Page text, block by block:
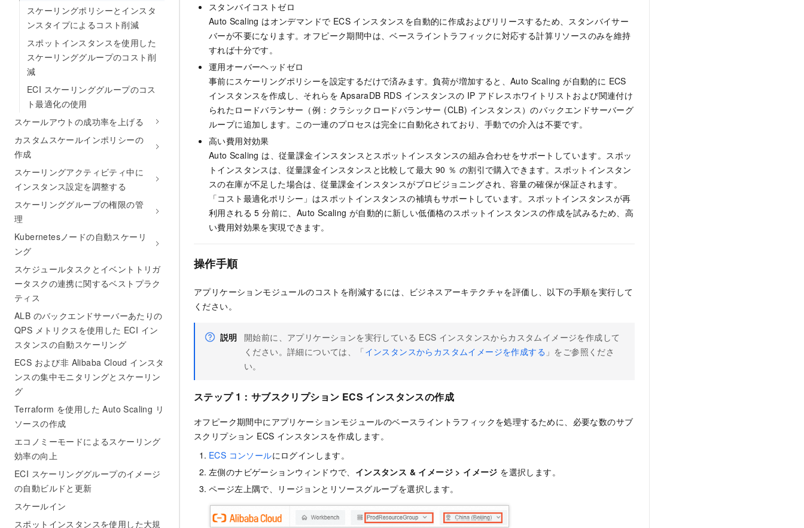
スケーリングポリシーとインスタ
ンスタイプによるコスト削減
スポットインスタンスを使用した
スケーリンググループのコスト削
減
ECI スケーリンググループのコス
ト最適化の使用
スケールアウトの成功率を上げる
カスタムスケールインポリシーの
作成
スケーリングアクティビティ中に
インスタンス設定を調整する
スケーリンググループの権限の管
理
Kubernetesノードの自動スケーリ
ング
スケジュールタスクとイベントトリガ
ータスクの連携に関するベストプラク
ティス
ALB のバックエンドサーバーあたりの
QPS メトリクスを使用した ECI イン
スタンスの自動スケーリング
ECS および非 Alibaba Cloud インスタ
ンスの集中モニタリングとスケーリン
グ
Terraform を使用した Auto Scaling リ
ソースの作成
エコノミーモードによるスケーリング
効率の向上
ECI スケーリンググループのイメージ
の自動ビルドと更新
スケールイン
スポットインスタンスを使用した大規
スタンバイコストゼロ
Auto Scaling はオンデマンドで ECS インスタンスを自動的に作成およびリリースするため、スタンバイサー
バーが不要になります。オフピーク期間中は、ベースライントラフィックに対応する計算リソースのみを維持
すれば十分です。
運用オーバーヘッドゼロ
事前にスケーリングポリシーを設定するだけで済みます。負荷が増加すると、Auto Scaling が自動的に ECS
インスタンスを作成し、それらを ApsaraDB RDS インスタンスの IP アドレスホワイトリストおよび関連付け
られたロードバランサー（例：クラシックロードバランサー (CLB) インスタンス）のバックエンドサーバーグ
ループに追加します。この一連のプロセスは完全に自動化されており、手動での介入は不要です。
高い費用対効果
Auto Scaling は、従量課金インスタンスとスポットインスタンスの組み合わせをサポートしています。スポッ
トインスタンスは、従量課金インスタンスと比較して最大 90 ％ の割引で購入できます。スポットインスタン
スの在庫が不足した場合は、従量課金インスタンスがプロビジョニングされ、容量の確保が保証されます。
「コスト最適化ポリシー」はスポットインスタンスの補填もサポートしています。スポットインスタンスが再
利用される 5 分前に、Auto Scaling が自動的に新しい低価格のスポットインスタンスの作成を試みるため、高
い費用対効果を実現できます。
操作手順
アプリケーションモジュールのコストを削減するには、ビジネスアーキテクチャを評価し、以下の手順を実行して
ください。
説明
開始前に、アプリケーションを実行している ECS インスタンスからカスタムイメージを作成して
ください。詳細については、「インスタンスからカスタムイメージを作成する 」をご参照くださ
い。
ステップ 1：サブスクリプション ECS インスタンスの作成
オフピーク期間中にアプリケーションモジュールのベースライントラフィックを処理するために、必要な数のサブ
スクリプション ECS インスタンスを作成します。
ECS コンソールにログインします。
左側のナビゲーションウィンドウで、 インスタンス & イメージ > イメージ を選択します。
ページ左上隅で、リージョンとリソースグループを選択します。